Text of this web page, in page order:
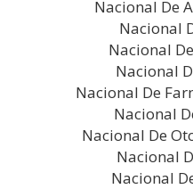
Nacional De
Nacional
Nacional
Nacional
Nacional De
Nacional
Nacional De
Nacional
Nacional